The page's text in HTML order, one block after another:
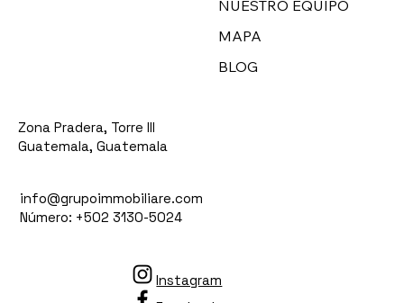
Instagram
Zona Pradera, Torre III
Guatemala, Guatemala
info@grupoimmobiliare.com
Número: +502 3130-5024
NUESTRO EQUIPO
MAPA
BLOG